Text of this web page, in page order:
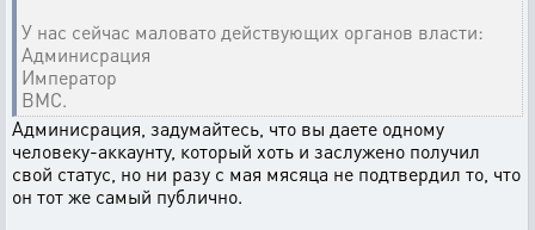
У нас сейчас маловато действующих органов власти:
Админисрация
Император
ВМС.
Админисрация, задумайтесь, что вы даете одному
человеку-аккаунту, который хоть и заслужено получил
свой статус, но ни разу с мая мясяца не подтвердил то, что
он тот же самый публично.